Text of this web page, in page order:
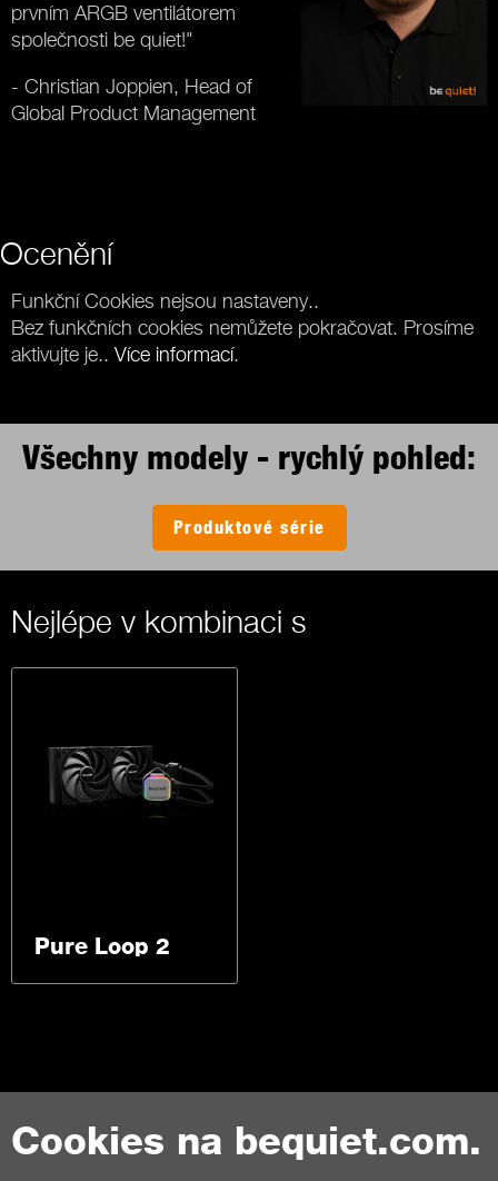
Cookies na bequiet.com.
prvním ARGB ventilátorem
společnosti be quiet!"
- Christian Joppien, Head of
Global Product Management
Ocenění
Funkční Cookies nejsou nastaveny..
Bez funkčních cookies nemůžete pokračovat. Prosíme
aktivujte je.. Více informací.
Všechny modely - rychlý pohled:
Produktové série
Nejlépe v kombinaci s
Pure Loop 2
Kontakt